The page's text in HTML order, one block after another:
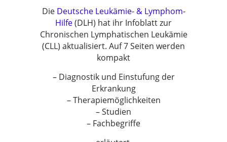
Die Deutsche Leukämie- & Lymphom-
Hilfe(DLH) hat ihr Infoblatt zur
Chronischen Lymphatischen Leukämie
(CLL) aktualisiert. Auf 7 Seiten werden
kompakt
– Diagnostik und Einstufung der
Erkrankung
– Therapiemöglichkeiten
– Studien
– Fachbegriffe